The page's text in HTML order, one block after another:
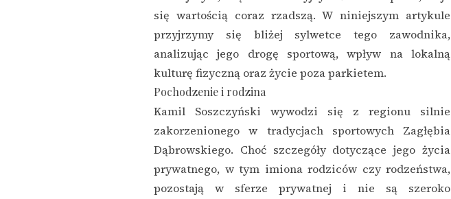
się wartością coraz rzadszą. W niniejszym artykule
przyjrzymy się bliżej sylwetce tego zawodnika,
analizując jego drogę sportową, wpływ na lokalną
kulturę fizyczną oraz życie poza parkietem.
Pochodzenie i rodzina
Kamil Soszczyński wywodzi się z regionu silnie
zakorzenionego w tradycjach sportowych Zagłębia
Dąbrowskiego. Choć szczegóły dotyczące jego życia
prywatnego, w tym imiona rodziców czy rodzeństwa,
pozostają w sferze prywatnej i nie są szeroko